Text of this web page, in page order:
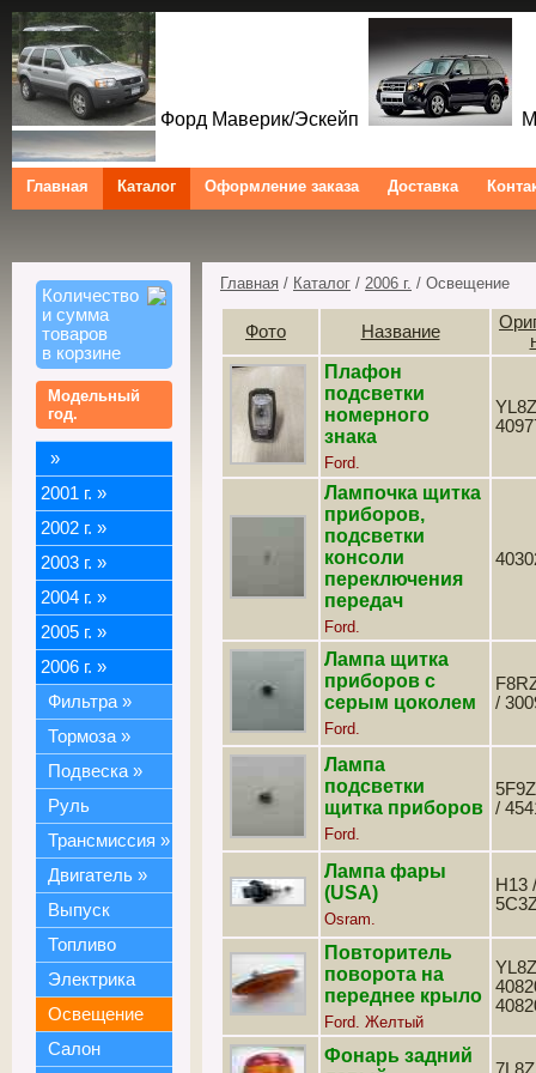
Форд Маверик/Эскейп
Ford Maverick/Escape
Tribute Ford Kuga/Escape
Главная Каталог Оформление заказа Доставка
Количество
и сумма
товаров
в корзине
Модельный
год.
»
2001 г. »
2002 г. »
2003 г. »
2004 г. »
2005 г. »
2006 г. »
Фильтра »
Тормоза »
Подвеска »
Руль
Трансмиссия »
Двигатель »
Выпуск
Топливо
Электрика
Освещение
Салон
Главная / Каталог / 2006 г. / Освещение
Фото Название
Плафон
подсветки
номерного
знака
Ford.
Лампочка щитка
приборов,
подсветки
консоли
переключения
передач
Ford.
Лампа щитка
приборов с
серым цоколем
Ford.
/
Лампа
подсветки
щитка приборов
Ford.
/
Лампа фары
(USA)
Osram.
H13
Повторитель
поворота на
переднее крыло
Ford. Желтый
Фонарь задний